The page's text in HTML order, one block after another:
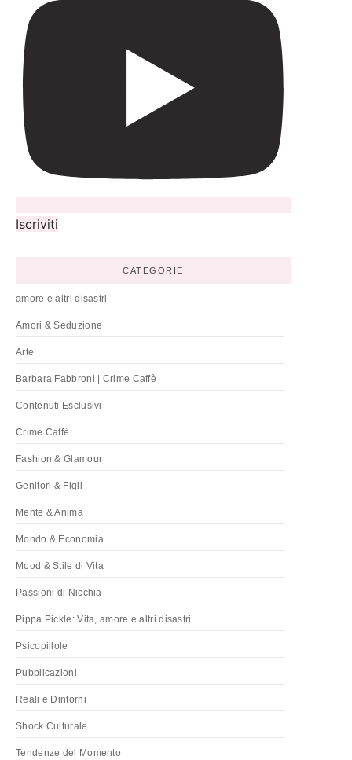
Iscriviti
CATEGORIE
amore e altri disastri
Amori & Seduzione
Arte
Barbara Fabbroni | Crime Caffè
Contenuti Esclusivi
Crime Caffè
Fashion & Glamour
Genitori & Figli
Mente & Anima
Mondo & Economia
Mood & Stile di Vita
Passioni di Nicchia
Pippa Pickle: Vita, amore e altri disastri
Psicopillole
Pubblicazioni
Reali e Dintorni
Shock Culturale
Tendenze del Momento